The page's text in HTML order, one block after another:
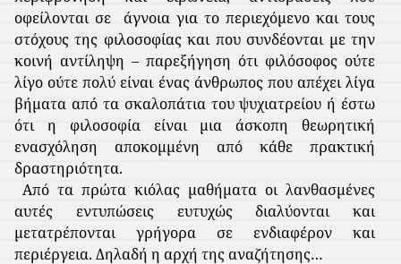
οφείλονται σε
άγνοια για το περιεχόμενο και τους
στόχους της φιλοσοφίας και που συνδέονται με την
κοινή αντίληψη – παρεξήγηση ότι φιλόσοφος ούτε
λίγο ούτε πολύ είναι ένας άνθρωπος που απέχει λίγα
βήματα από τα σκαλοπάτια του ψυχιατρείου ή έστω
ότι η φιλοσοφία είναι μια άσκοπη θεωρητική
ενασχόληση αποκομμένη από κάθε πρακτική
δραστηριότητα.
Από τα πρώτα κιόλας μαθήματα οι λανθασμένες
αυτές εντυπώσεις ευτυχώς διαλύονται και
μετατρέπονται γρήγορα σε ενδιαφέρον και
περιέργεια. Δηλαδή η αρχή της αναζήτησης…